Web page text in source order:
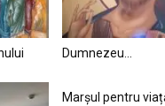
Dumnezeu…
Marșul pentru